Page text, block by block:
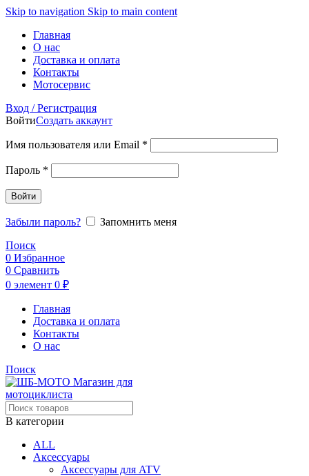
Skip to navigation Skip to main content
Главная
О нас
Доставка и оплата
Контакты
Мотосервис
Вход / Регистрация
ВойтиСоздать аккаунт
Имя пользователя или Email *
Пароль *
Войти
Забыли пароль?
Запомнить меня
Поиск
0 Избранное
0 Сравнить
0 элемент 0 ₽
Главная
Доставка и оплата
Контакты
О нас
Поиск
В категории
ALL
Аксессуары
Аксессуары для ATV